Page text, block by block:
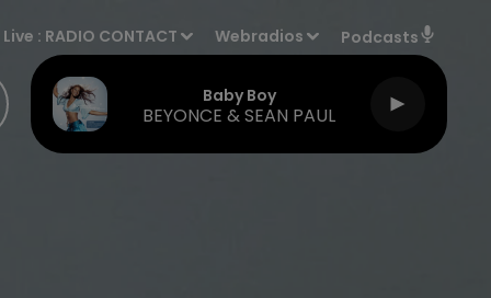
Live : RADIO CONTACT Webradios Podcasts
Baby Boy
BEYONCE & SEAN PAUL